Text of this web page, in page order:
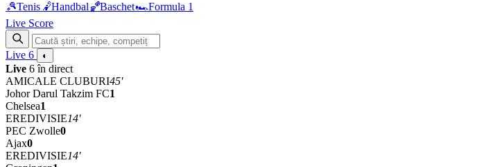
🎾Tenis 🤾Handbal🏀Baschet🏎Formula 1
Live Score
Live 6 ◐
Live 6 în direct
AMICALE CLUBURI45'
Johor Darul Takzim FC1
Chelsea1
EREDIVISIE14'
PEC Zwolle0
Ajax0
EREDIVISIE14'